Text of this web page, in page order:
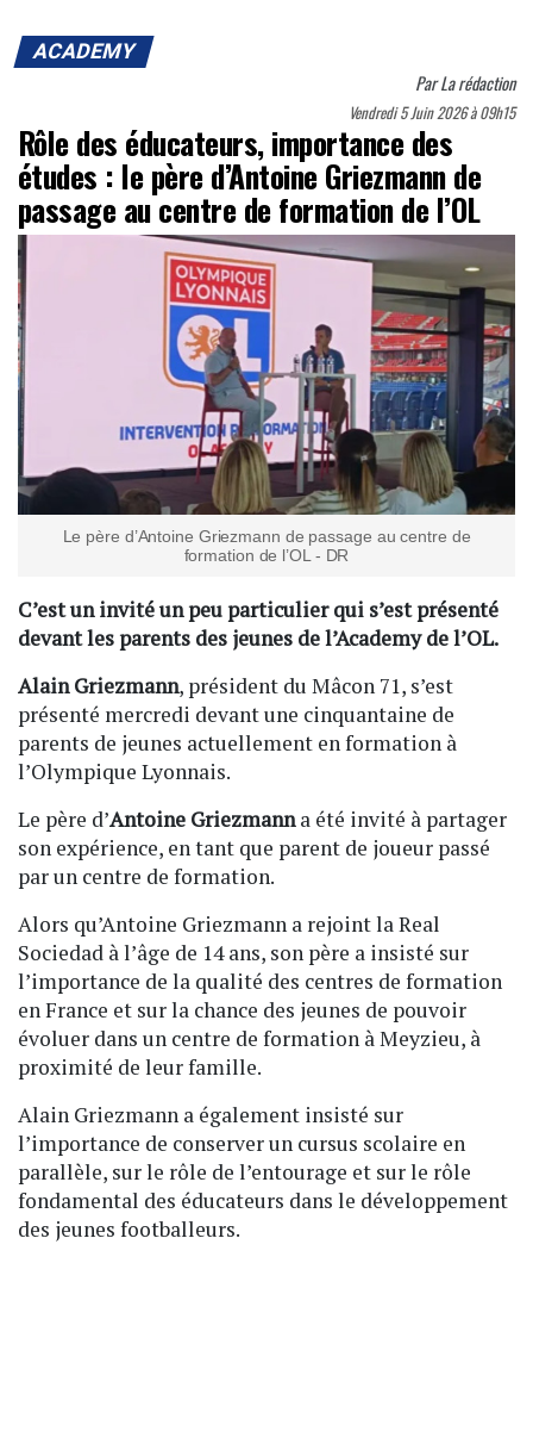
ACADEMY
ParLa rédaction
Vendredi 5 Juin 2026 à 09h15
Rôle des éducateurs, importance des
études : le père d’Antoine Griezmann de
passage au centre de formation de l’OL
Le père d’Antoine Griezmann de passage au centre de
formation de l’OL - DR
C’est un invité un peu particulier qui s’est présenté
devant les parents des jeunes de l’Academy de l’OL.
Alain Griezmann, président du Mâcon 71, s’est
présenté mercredi devant une cinquantaine de
parents de jeunes actuellement en formation à
l’Olympique Lyonnais.
Le père d’Antoine Griezmanna été invité à partager
son expérience, en tant que parent de joueur passé
par un centre de formation.
Alors qu’Antoine Griezmann a rejoint la Real
Sociedad à l’âge de 14 ans, son père a insisté sur
l’importance de la qualité des centres de formation
en France et sur la chance des jeunes de pouvoir
évoluer dans un centre de formation à Meyzieu, à
proximité de leur famille.
Alain Griezmann a également insisté sur
l’importance de conserver un cursus scolaire en
parallèle, sur le rôle de l’entourage et sur le rôle
fondamental des éducateurs dans le développement
des jeunes footballeurs.